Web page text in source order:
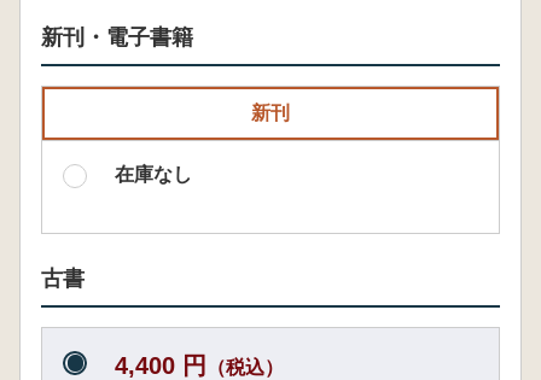
新刊・電子書籍
新刊
在庫なし
古書
4,400 円 （税込）